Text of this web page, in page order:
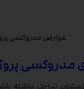
عوارض مدروکسی
مدروکسی
تداخل داشته